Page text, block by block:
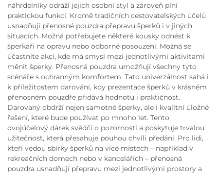
náhrdelníky odráží jejich osobní styl a zároveň plní
praktickou funkci. Kromě tradičních cestovatelských účelů
usnadňují přenosné pouzdra přepravu šperků i v jiných
situacích. Možná potřebujete některé kousky odnést k
šperkaři na opravu nebo odborné posouzení. Možná se
účastníte akcí, kde má smysl mezi jednotlivými aktivitami
měnit šperky. Přenosná pouzdra umožňují všechny tyto
scénáře s ochranným komfortem. Tato univerzálnost sahá i
k příležitostem darování, kdy prezentace šperků v krásném
přenosném pouzdře přidává hodnotu i praktičnost.
Darovaný obdrží nejen samotné šperky, ale i kvalitní úložné
řešení, které bude používat po mnoho let. Tento
dvojúčelový dárek svědčí o pozornosti a poskytuje trvalou
užitečnost, která přesahuje pouhou chvíli předání. Pro lidi,
kteří vedou sbírky šperků na více místech – například v
rekreačních domech nebo v kancelářích – přenosná
pouzdra usnadňují přepravu mezi jednotlivými prostory a